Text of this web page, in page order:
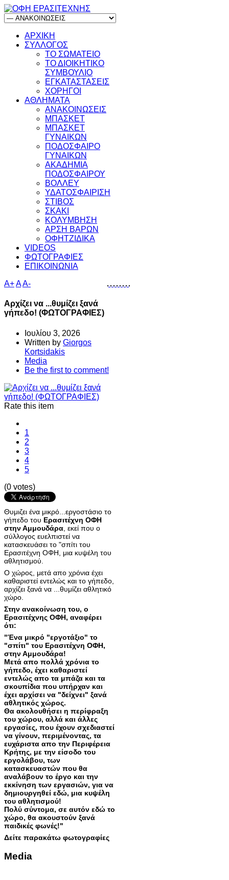
ΑΡΧΙΚΗ
ΣΥΛΛΟΓΟΣ
ΤΟ ΣΩΜΑΤΕΙΟ
ΤΟ ΔΙΟΙΚΗΤΙΚΟ
ΣΥΜΒΟΥΛΙΟ
ΕΓΚΑΤΑΣΤΑΣΕΙΣ
ΧΟΡΗΓΟΙ
ΑΘΛΗΜΑΤΑ
ΑΝΑΚΟΙΝΩΣΕΙΣ
ΜΠΑΣΚΕΤ
ΜΠΑΣΚΕΤ
ΓΥΝΑΙΚΩΝ
ΠΟΔΟΣΦΑΙΡΟ
ΓΥΝΑΙΚΩΝ
ΑΚΑΔΗΜΙΑ
ΠΟΔΟΣΦΑΙΡΟΥ
ΒΟΛΛΕΥ
ΥΔΑΤΟΣΦΑΙΡΙΣΗ
ΣΤΙΒΟΣ
ΣΚΑΚΙ
ΚΟΛΥΜΒΗΣΗ
ΑΡΣΗ ΒΑΡΩΝ
ΟΦΗΤΖΙΔΙΚΑ
VIDEOS
ΦΩΤΟΓΡΑΦΙΕΣ
ΕΠΙΚΟΙΝΩΝΙΑ
A+AA-
Αρχίζει να ...θυμίζει ξανά
γήπεδο! (ΦΩΤΟΓΡΑΦΙΕΣ)
Ιουλίου 3, 2026
Written by Giorgos
Kortsidakis
Media
Be the first to comment!
Rate this item
1
2
3
4
5
(0 votes)
Θυμιζει ένα μικρό...εργοστάσιο το
γήπεδο του Ερασιτέχνη ΟΦΗ
στην Αμμουδάρα , εκεί που ο
σύλλογος ευελπιστεί να
κατασκευάσει το "σπίτι του
Ερασιτέχνη ΟΦΗ, μια κυψέλη του
αθλητισμού.
Ο χώρος, μετά απο χρόνια έχει
καθαριστεί εντελώς και το γήπεδο,
αρχίζει ξανά να ...θυμίζει αθλητικό
χώρο.
Στην ανακοίνωση του, ο
Ερασιτέχνης ΟΦΗ, αναφέρει
ότι:
"Ένα μικρό "εργοτάξιο" το
"σπίτι" του Ερασιτέχνη ΟΦΗ,
στην Αμμουδάρα!
Μετά απο πολλά χρόνια το
γήπεδο, έχει καθαριστεί
εντελώς απο τα μπάζα και τα
σκουπίδια που υπήρχαν και
έχει αρχίσει να "δείχνει" ξανά
αθλητικός χώρος.
Θα ακολουθήσει η περίφραξη
του χώρου, αλλά και άλλες
εργασίες, που έχουν σχεδιαστεί
να γίνουν, περιμένοντας, τα
ευχάριστα απο την Περιφέρεια
Κρήτης, με την είσοδο του
εργολάβου, των
κατασκευαστών που θα
αναλάβουν το έργο και την
εκκίνηση των εργασιών, για να
δημιουργηθεί εδώ, μια κυψέλη
του αθλητισμού!
Πολύ σύντομα, σε αυτόν εδώ το
χώρο, θα ακουστούν ξανά
παιδικές φωνές!"
Δείτε παρακάτω φωτογραφίες
Media